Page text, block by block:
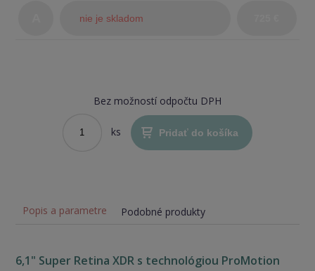
nie je skladom
Bez možností odpočtu DPH
ks Pridať do košíka
Popis a parametre Podobné produkty
6,1" Super Retina XDR s technológiou ProMotion